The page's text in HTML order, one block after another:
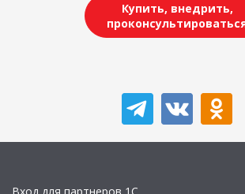
Купить, внедрить,